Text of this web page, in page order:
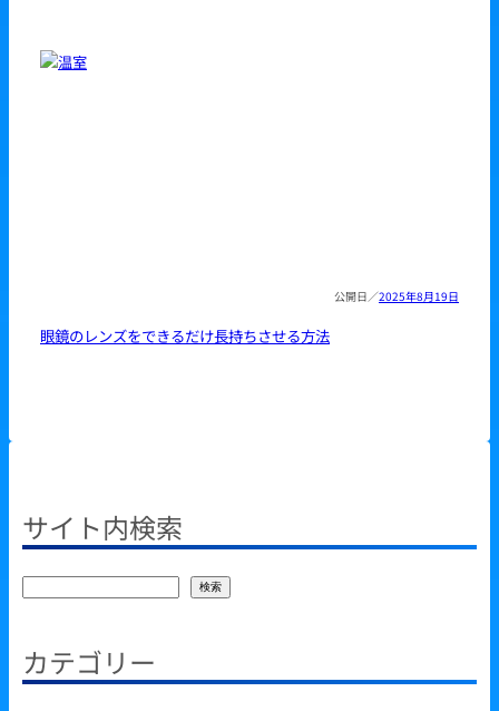
2025年8月19日
眼鏡のレンズをできるだけ長持ちさせる方法
サイト内検索
検索
カテゴリー